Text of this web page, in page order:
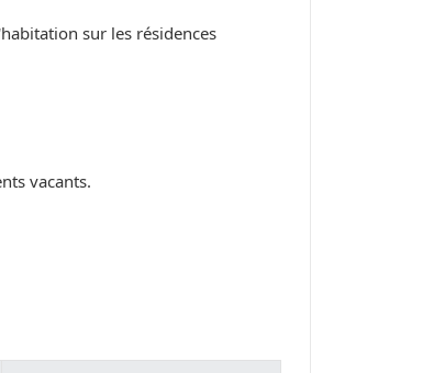
sur les résidences
vacants.